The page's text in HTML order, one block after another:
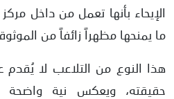
الإيحاء بأنها تعمل من داخل
ما يمنحها مظهراً زائفاً من
هذا النوع من التلاعب لا
حقيقته، ويعكس نية واضحة